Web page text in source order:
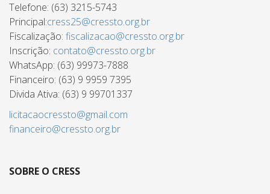
Telefone: (63) 3215-5743
Principal:cress25@cressto.org.br
Fiscalização: fiscalizacao@cressto.org.br
Inscrição: contato@cressto.org.br
WhatsApp: (63) 99973-7888
Financeiro: (63) 9 9959 7395
Divida Ativa: (63) 9 99701337
licitacaocressto@gmail.com
financeiro@cressto.org.br
SOBRE O CRESS